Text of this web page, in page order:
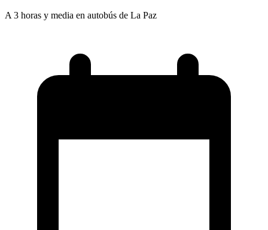
A 3 horas y media en autobús de La Paz